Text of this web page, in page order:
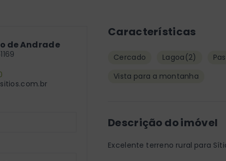
de Andrade
Características
Cercado Lagoa (2)
Vista para a montanha
Descrição do imóvel
Excelente terreno rural para